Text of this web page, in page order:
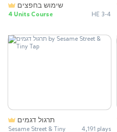
שימוש בחפצים
4 Units Course HE 3-4
תרגול דגמים
Sesame Street & Tiny
4,191 plays